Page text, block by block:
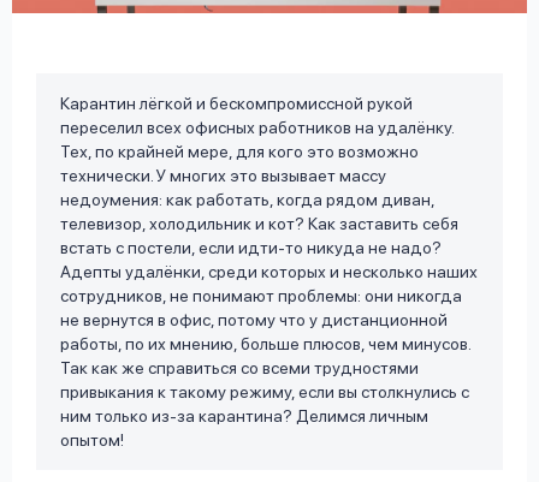
Карантин лёгкой и бескомпромиссной рукой
переселил всех офисных работников на удалёнку.
Тех, по крайней мере, для кого это возможно
технически. У многих это вызывает массу
недоумения: как работать, когда рядом диван,
телевизор, холодильник и кот? Как заставить себя
встать с постели, если идти-то никуда не надо?
Адепты удалёнки, среди которых и несколько наших
сотрудников, не понимают проблемы: они никогда
не вернутся в офис, потому что у дистанционной
работы, по их мнению, больше плюсов, чем минусов.
Так как же справиться со всеми трудностями
привыкания к такому режиму, если вы столкнулись с
ним только из-за карантина? Делимся личным
опытом!
Оформить заявку
Войти под другим номером
Ответы
на
вопросы